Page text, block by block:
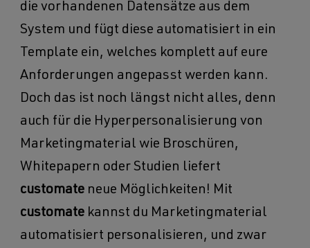
die vorhandenen Datensätze aus dem
System und fügt diese automatisiert in ein
Template ein, welches komplett auf eure
Anforderungen angepasst werden kann.
Doch das ist noch längst nicht alles, denn
auch für die Hyperpersonalisierung von
Marketingmaterial wie Broschüren,
Whitepapern oder Studien liefert
customate neue Möglichkeiten! Mit
customate kannst du Marketingmaterial
automatisiert personalisieren, und zwar